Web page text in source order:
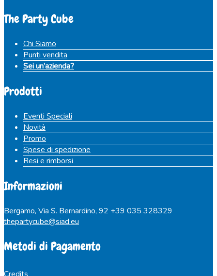
The Party Cube
Chi Siamo
Punti vendita
Sei un’azienda?
Prodotti
Eventi Speciali
Novità
Promo
Spese di spedizione
Resi e rimborsi
Informazioni
Bergamo, Via S. Bernardino, 92 +39 035 328329
thepartycube@siad.eu
Metodi di Pagamento